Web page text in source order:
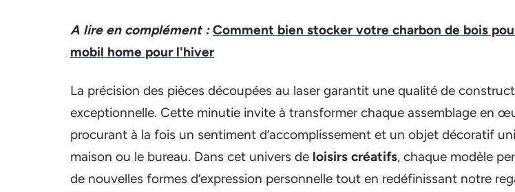
A lire en complément : Comment bien stocker votre charbon de bois
mobil home pour l'hiver
La précision des pièces découpées au laser garantit une qualité de
exceptionnelle. Cette minutie invite à transformer chaque assemblage en
procurant à la fois un sentiment d’accomplissement et un objet décoratif
maison ou le bureau. Dans cet univers de loisirs créatifs, chaque modèle
de nouvelles formes d’expression personnelle tout en redéfinissant notre